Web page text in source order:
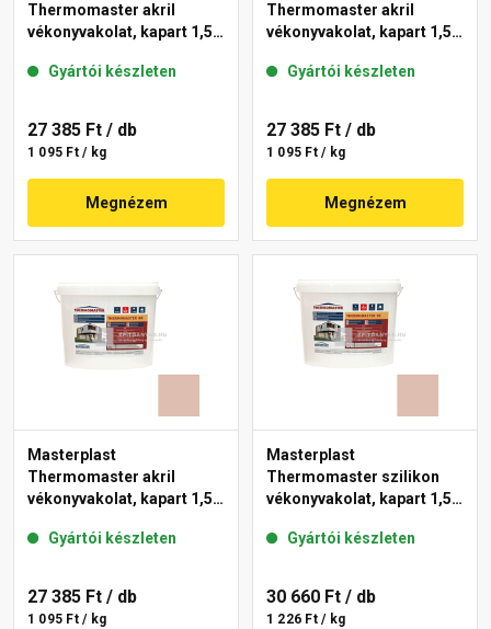
Thermomaster akril
vékonyvakolat, kapart 1,5
Gyártói készleten
27 385 Ft / db
1 095 Ft / kg
Megnézem
Thermomaster akril
vékonyvakolat, kapart 1,5
Gyártói készleten
27 385 Ft / db
1 095 Ft / kg
Megnézem
Masterplast
Thermomaster akril
vékonyvakolat, kapart 1,5
Gyártói készleten
27 385 Ft / db
1 095 Ft / kg
Masterplast
Thermomaster szilikon
vékonyvakolat, kapart 1,5
Gyártói készleten
30 660 Ft / db
1 226 Ft / kg